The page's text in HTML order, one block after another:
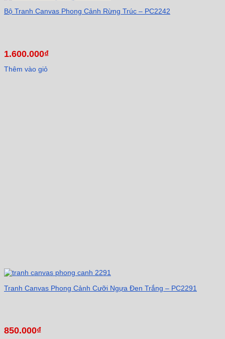
Bộ Tranh Canvas Phong Cảnh Rừng Trúc – PC2242
1.600.000₫
Thêm vào giỏ
Tranh Canvas Phong Cảnh Cưỡi Ngựa Đen Trắng – PC2291
850.000₫